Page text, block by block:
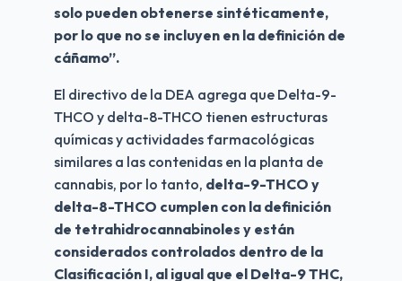
solo pueden obtenerse sintéticamente,
por lo que no se incluyen en la definición de
cáñamo”.
El directivo de la DEA agrega que Delta-9-
THCO y delta-8-THCO tienen estructuras
químicas y actividades farmacológicas
similares a las contenidas en la planta de
cannabis, por lo tanto, delta-9-THCO y
delta-8-THCO cumplen con la definición
de tetrahidrocannabinoles y están
considerados controlados dentro de la
Clasificación I, al igual que el Delta-9 THC,